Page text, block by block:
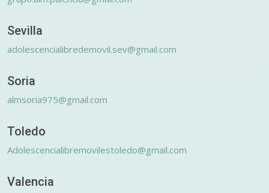
Sevilla
adolescencialibredemovil.sev@gmail.com
Soria
almsoria975@gmail.com
Toledo
Adolescencialibremovilestoledo@gmail.com
Valencia